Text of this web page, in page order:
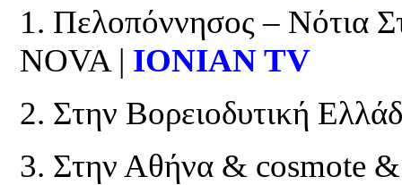
1. Πελοπόννησος – Νότια
NOVA | IONIAN TV
2. Στην Βορειοδυτική
3. Στην Αθήνα & cosmote